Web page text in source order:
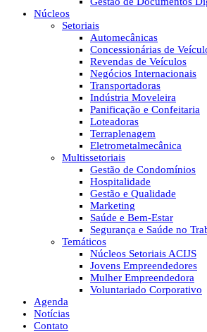
Núcleos
Setoriais
Automecânicas
Concessionárias de
Revendas de Veículos
Negócios Internacionais
Transportadoras
Indústria Moveleira
Panificação e Confeitaria
Loteadoras
Terraplenagem
Eletrometalmecânica
Multissetoriais
Gestão de Condomínios
Hospitalidade
Gestão e Qualidade
Marketing
Saúde e Bem-Estar
Segurança e Saúde no
Temáticos
Núcleos Setoriais ACIJS
Jovens Empreendedores
Mulher Empreendedora
Voluntariado Corporativo
Agenda
Notícias
Contato